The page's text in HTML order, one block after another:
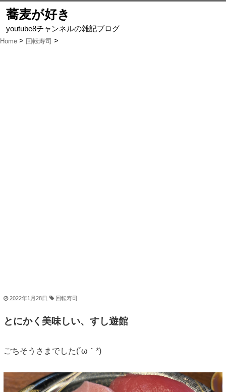
蕎麦が好き
youtube8チャンネルの雑記ブログ
Home 回転寿司
2022年1月28日 回転寿司
とにかく美味しい、すし遊館
ごちそうさまでした(´ω｀*)